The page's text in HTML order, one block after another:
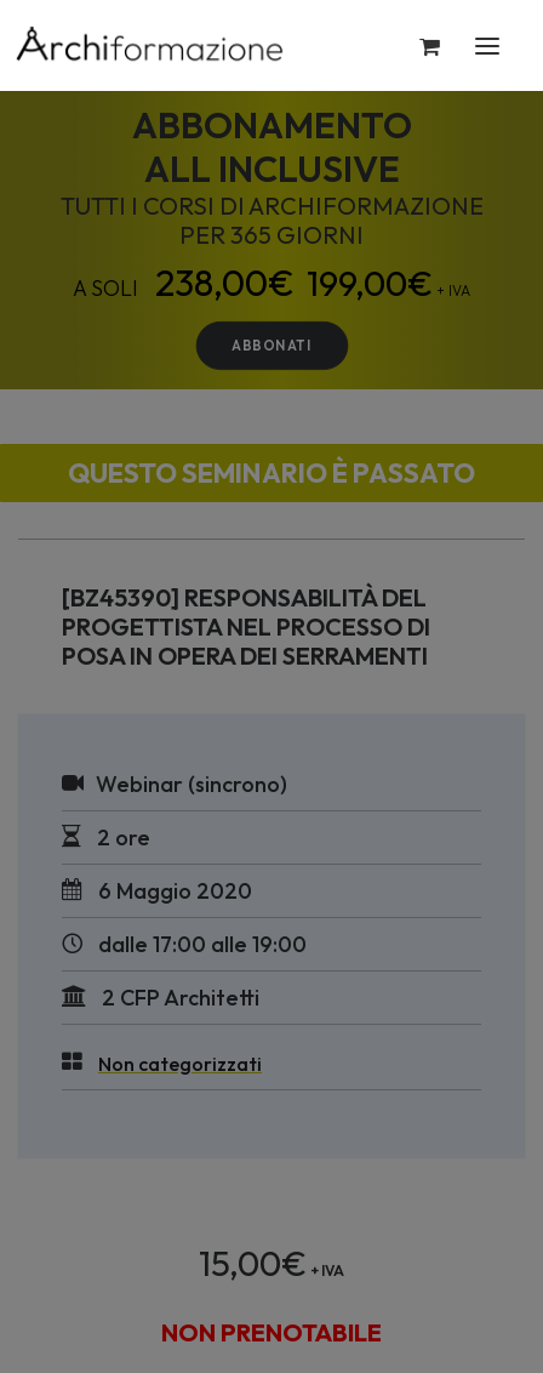
ABBONAMENTO
ALL INCLUSIVE
TUTTI I CORSI DI ARCHIFORMAZIONE
PER 365 GIORNI
199,00€ + IVA
ABBONATI
QUESTO SEMINARIO È PASSATO
[BZ45390] RESPONSABILITÀ DEL
PROGETTISTA NEL PROCESSO DI
POSA IN OPERA DEI SERRAMENTI
Webinar (sincrono)
2 ore
6 Maggio 2020
dalle 17:00 alle 19:00
2 CFP Architetti
Non categorizzati
15,00€ + IVA
NON PRENOTABILE